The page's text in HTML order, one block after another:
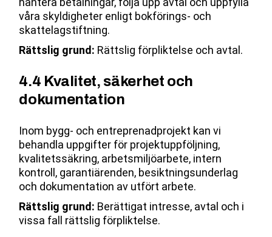
våra skyldigheter enligt bokförings- och
skattelagstiftning.
Rättslig grund: Rättslig förpliktelse och avtal.
4.4 Kvalitet, säkerhet och
dokumentation
Inom bygg- och entreprenadprojekt kan vi
behandla uppgifter för projektuppföljning,
kvalitetssäkring, arbetsmiljöarbete, intern
kontroll, garantiärenden, besiktningsunderlag
och dokumentation av utfört arbete.
Rättslig grund: Berättigat intresse, avtal och i
vissa fall rättslig förpliktelse.